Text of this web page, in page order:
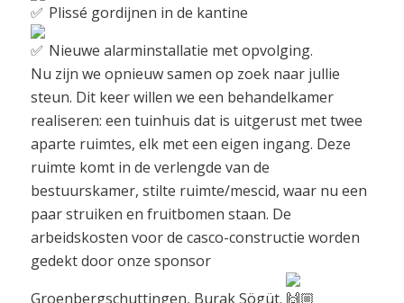
Plissé gordijnen in de kantine
Nieuwe alarminstallatie met opvolging.
Nu zijn we opnieuw samen op zoek naar jullie
steun. Dit keer willen we een behandelkamer
realiseren: een tuinhuis dat is uitgerust met twee
aparte ruimtes, elk met een eigen ingang. Deze
ruimte komt in de verlengde van de
bestuurskamer, stilte ruimte/mescid, waar nu een
paar struiken en fruitbomen staan. De
arbeidskosten voor de casco-constructie worden
gedekt door onze sponsor
Groenbergschuttingen, Burak Sögüt.